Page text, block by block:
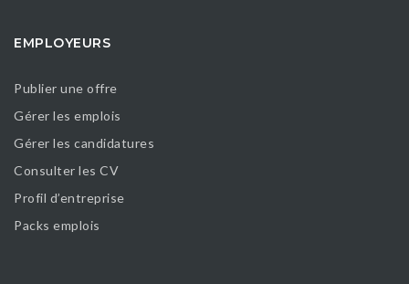
EMPLOYEURS
Publier une offre
Gérer les emplois
Gérer les candidatures
Consulter les CV
Profil d’entreprise
Packs emplois